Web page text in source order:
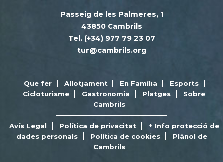
Passeig de les Palmeres, 1
43850 Cambrils
Tel. (+34) 977 79 23 07
tur@cambrils.org
Que fer Allotjament En Família
Esports
Cicloturisme
Gastronomia Platges
Sobre
Cambrils
Avís Legal Política de privacitat
+ Info protecció de
dades personals
Política de cookies
Plànol de
Cambrils